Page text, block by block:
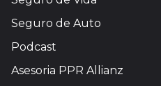
Seguro de Auto
Podcast
Asesoria PPR Allianz